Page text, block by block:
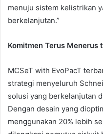
menuju sistem kelistrikan
berkelanjutan.”
Komitmen Terus Menerus
MCSeT with EvoPacT
strategi menyeluruh
solusi yang berkelanjutan
Dengan desain yang
menggunakan 20% lebih